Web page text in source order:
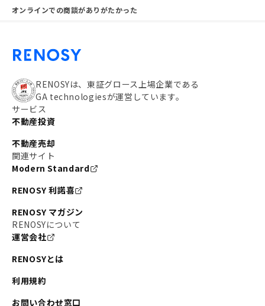
オンラインでの商談がありがたかった
RENOSYは、東証グロース上場企業である
GA technologiesが運営しています。
サービス
不動産投資
不動産売却
関連サイト
Modern Standard
RENOSY 利諾喜
RENOSY マガジン
RENOSYについて
運営会社
RENOSYとは
利用規約
お問い合わせ窓口